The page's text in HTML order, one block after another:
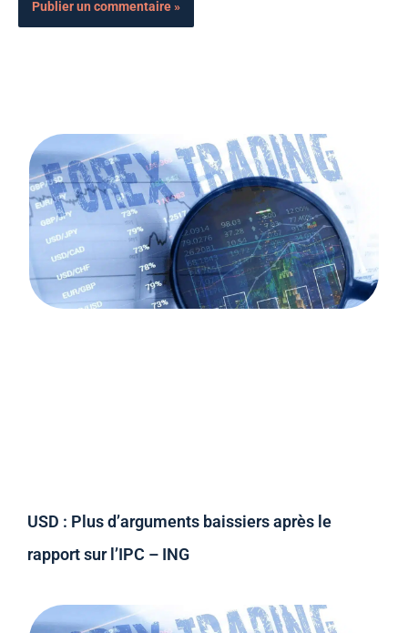
USD : Plus d’arguments baissiers après le
rapport sur l’IPC – ING